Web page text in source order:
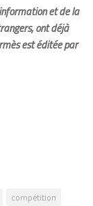
et de la
ont déjà
est éditée par
compétition